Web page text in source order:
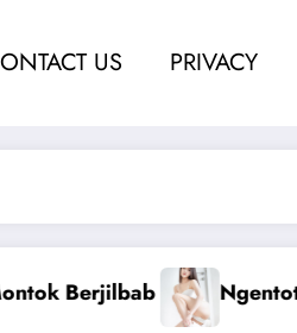
US PRIVACY
Ketahuan Coli